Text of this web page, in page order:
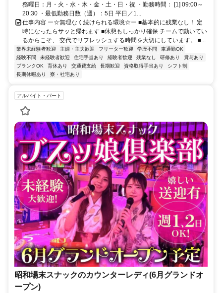
務曜日：月・火・水・木・金・土・日・祝 ・勤務時間： [1] 09:00～
20:30 ・最低勤務日数（週）：5日 平日／1...
仕事内容 ー☆無理なく続けられる環境☆ー ■基本的に残業なし！ 定
時になったらサッと帰れます ■休憩もしっかり確保 チームで動いてい
るからこそ、 交代でリフレッシュする時間を大切にしています。 ■...
業界未経験者歓迎 主婦・主夫歓迎 フリーター歓迎 学歴不問
車通勤OK
経験不問
未経験者歓迎 住宅手当あり 経験者歓迎 残業なし 研修あり
賞与あり
ブランクOK
育休あり 交通費支給 長期歓迎 資格取得手当あり
シフト制
長期休暇あり
寮・社宅あり
アルバイト・パート
昭和場末スナックのカウンターレディ(6月グランドオ
ープン)